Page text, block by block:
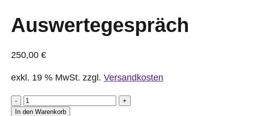
Auswertegespräch
250,00 €
exkl. 19 % MwSt. zzgl. Versandkosten
-
Auswertegespräch
Menge
+
In den Warenkorb